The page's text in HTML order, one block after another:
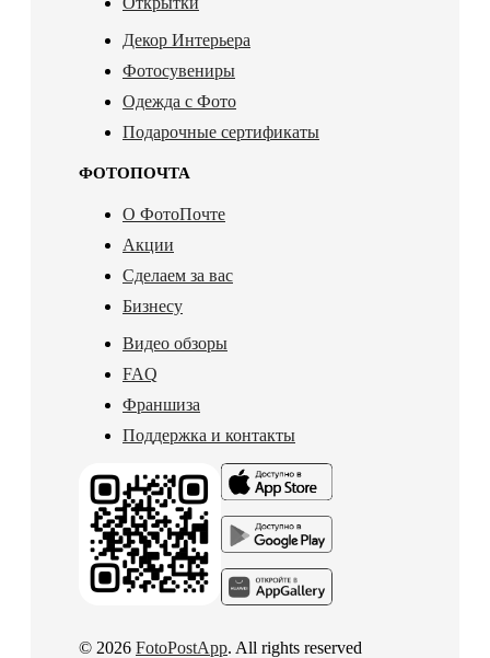
Декор Интерьера
Фотосувениры
Одежда с Фото
Подарочные сертификаты
ФОТОПОЧТА
О ФотоПочте
Акции
Сделаем за вас
Бизнесу
Видео обзоры
FAQ
Франшиза
Поддержка и контакты
© 2026 FotoPostApp. All rights reserved